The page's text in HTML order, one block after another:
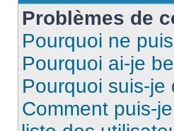
Problèmes de
Pourquoi ne
Pourquoi ai-je
Pourquoi suis-
Comment puis-